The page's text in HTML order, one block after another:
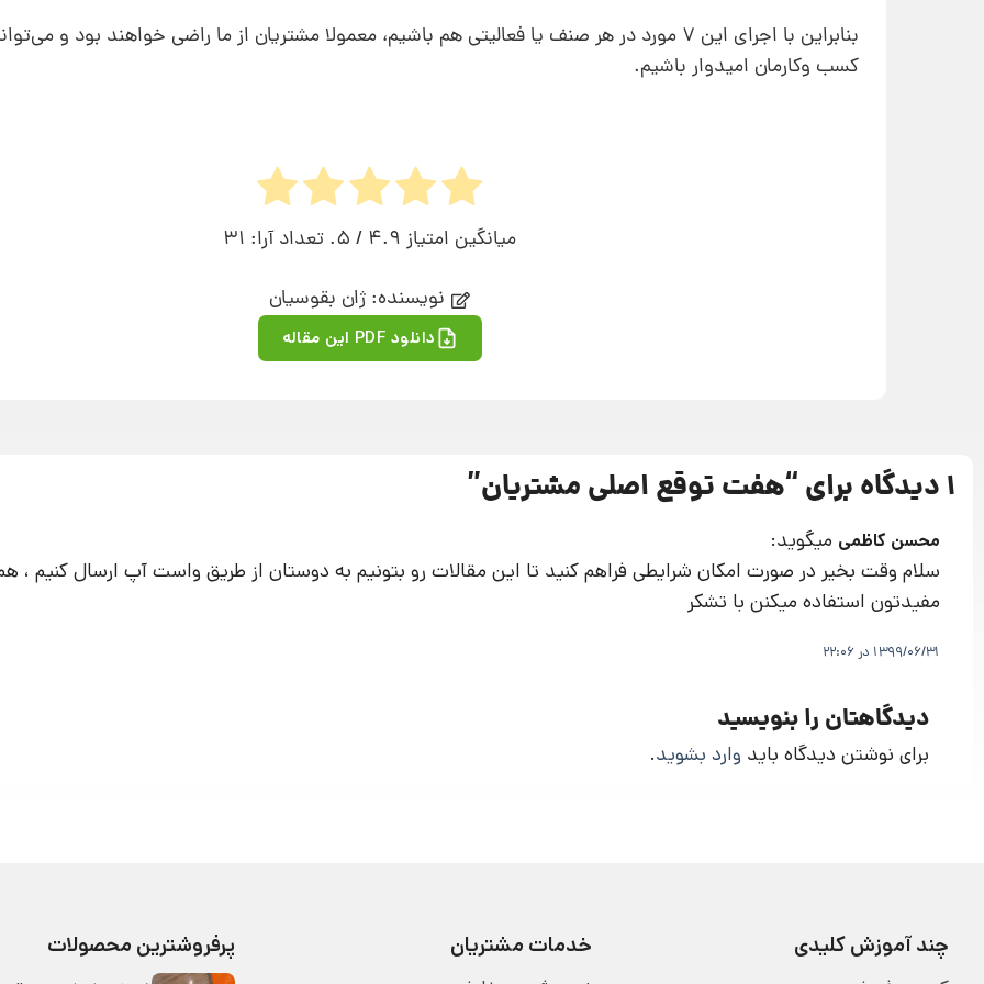
بنابراین با اجرای این 7 مورد در هر صنف یا فعالیتی هم باشیم، معمولا مشتریان از ما راضی خواهند بود و
کسب و‌کارمان امیدوار باشیم.
میانگین امتیاز 4.9 / 5. تعداد آرا:
31
نویسنده: ژان بقوسیان
دانلود PDF این مقاله
1 دیدگاه برای “ هفت توقع اصلی مشتریان”
محسن کاظمی میگوید:
سلام وقت بخیر در صورت امکان شرایطی فراهم کنید تا این مقالات رو بتونیم به دوستان از طریق واست آپ ارسال کنیم
مفیدتون استفاده میکنن با تشکر
1399/06/31 در 22:06
دیدگاهتان را بنویسید
برای نوشتن دیدگاه باید وارد بشوید.
چند آموزش کلیدی خدمات مشتریان پرفروشترین محصولات